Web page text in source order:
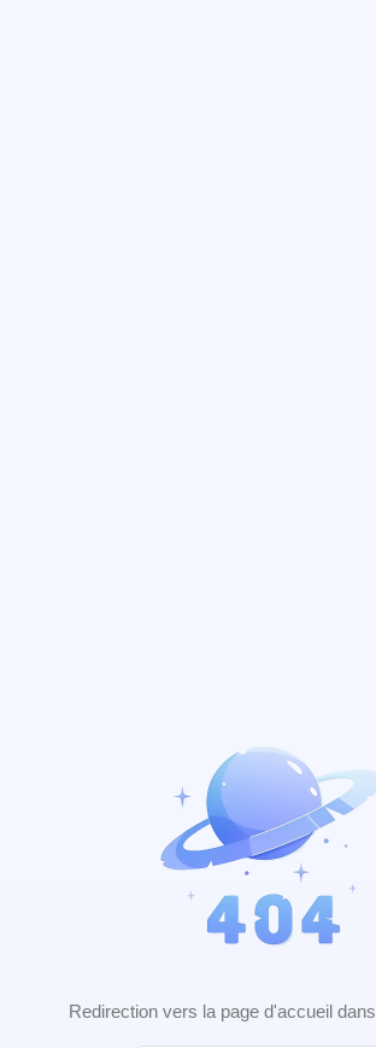
Redirection vers la page d'accueil dans